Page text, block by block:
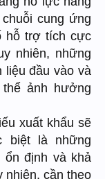
cung ứng
hỗ trợ tích cực
nhiên, những
liệu đầu vào và
ảnh hưởng
xuất khẩu sẽ
biệt là những
ổn định và khả
nhiên, cần theo